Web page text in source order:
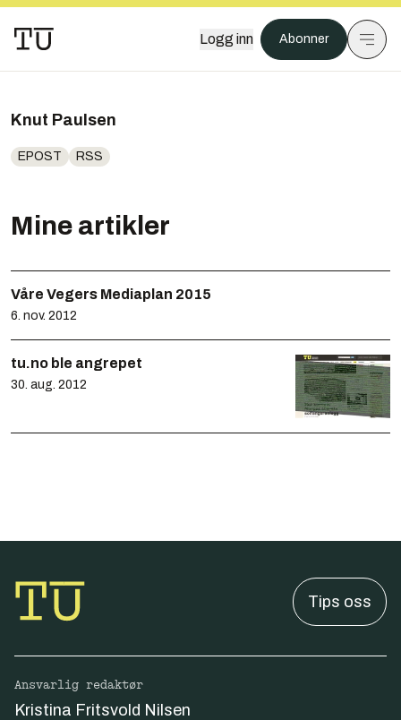
Logg inn Abonner
Knut Paulsen
EPOST RSS
Mine artikler
Våre Vegers Mediaplan 2015
6. nov. 2012
tu.no ble angrepet
30. aug. 2012
Tips oss
Ansvarlig redaktør
Kristina Fritsvold Nilsen